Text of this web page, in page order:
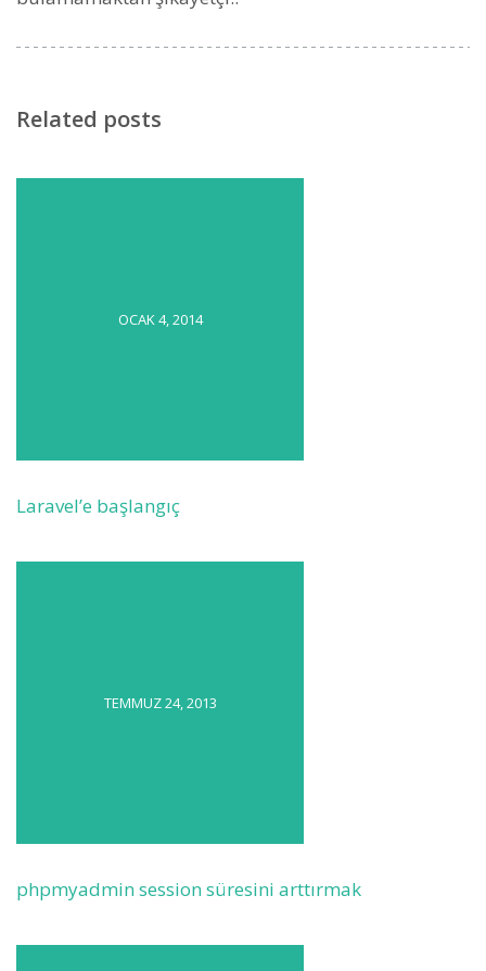
Related posts
OCAK 4, 2014
Laravel’e başlangıç
TEMMUZ 24, 2013
phpmyadmin session süresini arttırmak